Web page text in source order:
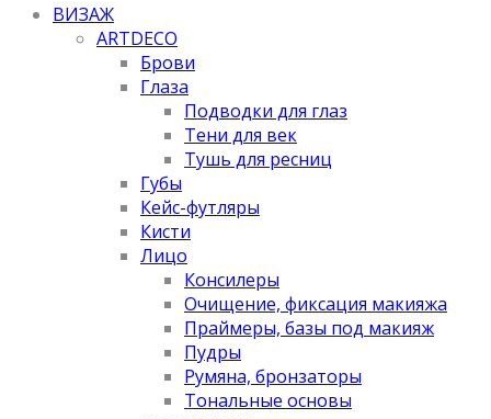
ВИЗАЖ
ARTDECO
Брови
Глаза
Подводки для глаз
Тени для век
Тушь для ресниц
Губы
Кейс-футляры
Кисти
Лицо
Консилеры
Очищение, фиксация макияжа
Праймеры, базы под макияж
Пудры
Румяна, бронзаторы
Тональные основы